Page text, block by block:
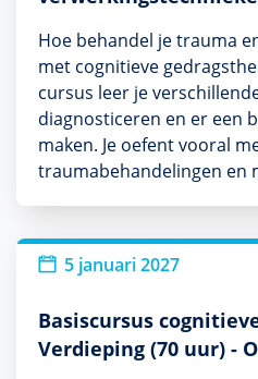
Hoe behandel je trauma
met cognitieve
cursus leer je
diagnosticeren en er een
maken. Je oefent vooral
traumabehandelingen en
5 januari 2027
Basiscursus
Verdieping (70 uur) -